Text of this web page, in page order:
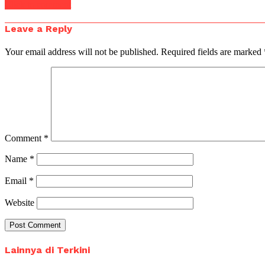
Leave a Reply
Your email address will not be published. Required fields are marked
Comment *
Name *
Email *
Website
Lainnya di Terkini